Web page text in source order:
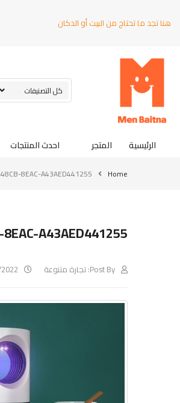
هنا تجد ما تحتاج من البيت أو الدكان
الرئيسية المتجر احدث المنتجات
Home
8EAC-A43AED441255
A43AED441255
Post By: تجارة متنوعة